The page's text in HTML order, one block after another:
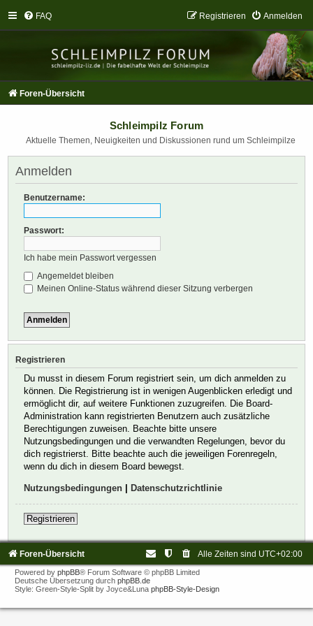
FAQ Anmelden
Registrieren
Foren-Übersicht
Schleimpilz Forum
Aktuelle Themen, Neuigkeiten und Diskussionen rund um Schleimpilze
Anmelden
Benutzername:
Passwort:
Ich habe mein Passwort vergessen
Angemeldet bleiben
Meinen Online-Status während dieser Sitzung verbergen
Registrieren
Du musst in diesem Forum registriert sein, um dich anmelden zu
können. Die Registrierung ist in wenigen Augenblicken erledigt und
ermöglicht dir, auf weitere Funktionen zuzugreifen. Die Board-
Administration kann registrierten Benutzern auch zusätzliche
Berechtigungen zuweisen. Beachte bitte unsere
Nutzungsbedingungen und die verwandten Regelungen, bevor du
dich registrierst. Bitte beachte auch die jeweiligen Forenregeln,
wenn du dich in diesem Board bewegst.
Nutzungsbedingungen Datenschutzrichtlinie
Registrieren
Foren-Übersicht Alle Zeiten sind UTC+02:00
Powered by phpBB® Forum Software © phpBB Limited
Deutsche Übersetzung durch phpBB.de
Style: Green-Style-Split by Joyce&Luna phpBB-Style-Design